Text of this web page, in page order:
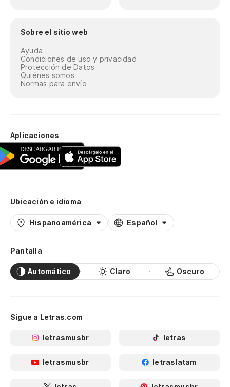
Sobre el sitio web
Ayuda
Condiciones de uso y privacidad
Protección de Datos
Quiénes somos
Normas para envío
Aplicaciones
Ubicación e idioma
Hispanoamérica Español
Pantalla
Automático Claro Oscuro
Sigue a Letras.com
letrasmusbr letras
letrasmusbr letraslatam